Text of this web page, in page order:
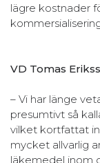
lägre kostnader
VD Tomas
– Vi har länge
presumtivt så
vilket kortfattat
mycket allvarlig
läkemedel inom